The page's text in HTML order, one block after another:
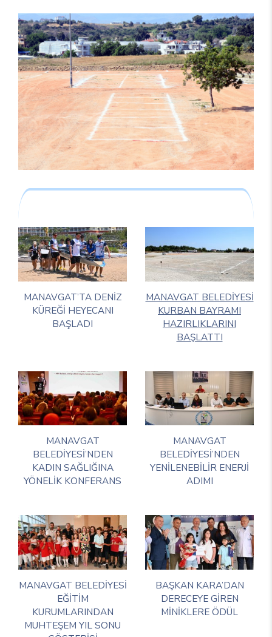
MANAVGAT’TA DENİZ
KÜREĞİ HEYECANI
BAŞLADI
MANAVGAT BELEDİYESİ
KURBAN BAYRAMI
HAZIRLIKLARINI
BAŞLATTI
MANAVGAT
BELEDİYESİ’NDEN
KADIN SAĞLIĞINA
YÖNELİK KONFERANS
MANAVGAT
BELEDİYESİ’NDEN
YENİLENEBİLİR ENERJİ
ADIMI
MANAVGAT BELEDİYESİ
EĞİTİM
KURUMLARINDAN
MUHTEŞEM YIL SONU
BAŞKAN KARA’DAN
DERECEYE GİREN
MİNİKLERE ÖDÜL